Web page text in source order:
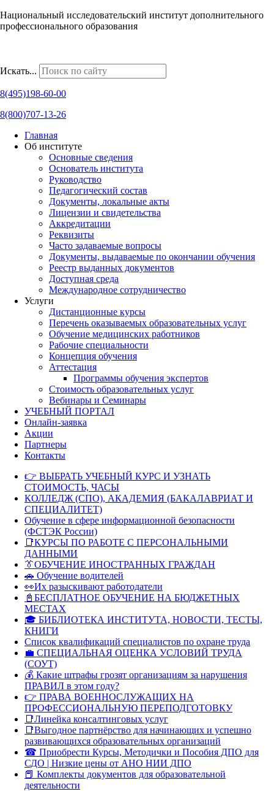
Национальный исследовательский институт дополнительного
профессионального образования
Искать...
8(495)198-60-00
8(800)707-13-26
Главная
Об институте
Основные сведения
Основатель института
Руководство
Педагогический состав
Документы, локальные акты
Лицензии и свидетельства
Аккредитации
Реквизиты
Часто задаваемые вопросы
Документы, выдаваемые по окончании обучения
Реестр выданных документов
Доступная среда
Международное сотрудничество
Услуги
Дистанционные курсы
Перечень оказываемых образовательных услуг
Обучение медицинских работников
Рабочие специальности
Концепция обучения
Аттестация
Программы обучения экспертов
Стоимость образовательных услуг
Вебинары и Семинары
УЧЕБНЫЙ ПОРТАЛ
Онлайн-заявка
Акции
Партнеры
Контакты
👉 ВЫБРАТЬ УЧЕБНЫЙ КУРС И УЗНАТЬ
СТОИМОСТЬ, ЧАСЫ
КОЛЛЕДЖ (СПО), АКАДЕМИЯ (БАКАЛАВРИАТ И
СПЕЦИАЛИТЕТ)
Обучение в сфере информационной безопасности
(ФСТЭК России)
📑КУРСЫ ПО РАБОТЕ С ПЕРСОНАЛЬНЫМИ
ДАННЫМИ
👔ОБУЧЕНИЕ ИНОСТРАННЫХ ГРАЖДАН
🚗 Обучение водителей
👀Их разыскивают работодатели
📓БЕСПЛАТНОЕ ОБУЧЕНИЕ НА БЮДЖЕТНЫХ
МЕСТАХ
🎓 БИБЛИОТЕКА ИНСТИТУТА, НОВОСТИ, ТЕСТЫ,
КНИГИ
Список квалификаций специалистов по охране труда
💼 СПЕЦИАЛЬНАЯ ОЦЕНКА УСЛОВИЙ ТРУДА
(СОУТ)
💰 Какие штрафы грозят организациям за нарушения
ПРАВИЛ в этом году?
👉 ПРАВА ВОЕННОСЛУЖАЩИХ НА
ПРОФЕССИОНАЛЬНУЮ ПЕРЕПОДГОТОВКУ
📑Линейка консалтинговых услуг
📑Выгодное партнёрство для начинающих и успешно
развивающихся образовательных организаций
☎ Приобрести Курсы, Методички и Пособия ДПО для
СДО | Низкие цены от АНО НИИ ДПО
📕 Комплекты документов для образовательной
деятельности